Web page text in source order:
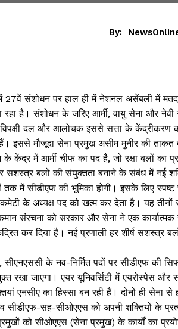
By:
27वें संशोधन पर हाल ही में नेशनल असेंबली में
है। संशोधन के जरिए आर्मी, वायु सेना और नेवी
दल और आलोचक इससे सत्ता के केंद्रीकरण
इससे मौजूदा सेना प्रमुख असीम मुनीर की ताकत
के केंद्र में आर्मी चीफ का पद है, जो रक्षा बलों का
सशस्त्र बलों की संयुक्तता बनाने के संबंध में नई
में सीडीएफ की भूमिका होगी। इसके लिए
के अध्यक्ष पद को खत्म कर देता है। यह
संरचना को सरकार और सेना ने एक
कर दिया है। नई प्रणाली हर शीर्ष सशस्त्र
के नव-निर्मित पदों पर सीडीएफ की
रखा जाएगा। एयर यूनिवर्सिटी में एयरोस्पेस
एनसीए का हिस्सा बन रही हैं। दोनों ही सेना
सीडीएफ-सह-सीओएएस को अपनी शक्तियों के
को सीओएएस (सेना प्रमुख) के कार्यों का